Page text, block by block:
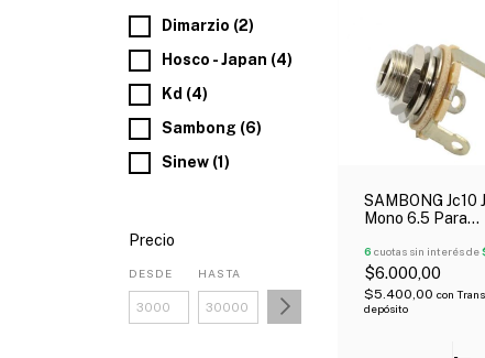
Dimarzio (2)
Hosco - Japan (4)
Kd (4)
Sambong (6)
Sinew (1)
Precio
DESDE HASTA
SAMBONG Jc10
Mono 6.5 Para
6 cuotas sin interés de
$6.000,00
$5.400,00 con
depósito